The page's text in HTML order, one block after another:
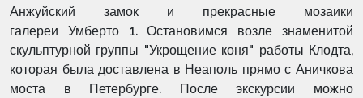
Анжуйский замок и прекрасные мозаики
галереи Умберто 1. Остановимся возле знаменитой
скульптурной группы "Укрощение коня" работы Клодта,
которая была доставлена в Неаполь прямо с Аничкова
моста в Петербурге. После экскурсии можно